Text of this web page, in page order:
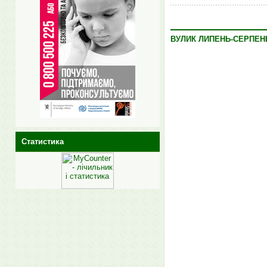
ВУЛИК ЛИПЕНЬ-
Статистика